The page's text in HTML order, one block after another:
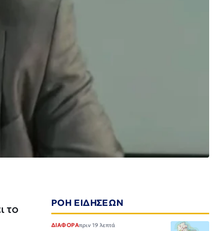
το ΡΟΗ ΕΙΔΗΣΕΩΝ
ΔΙΑΦΟΡΑπριν 19 λεπτά